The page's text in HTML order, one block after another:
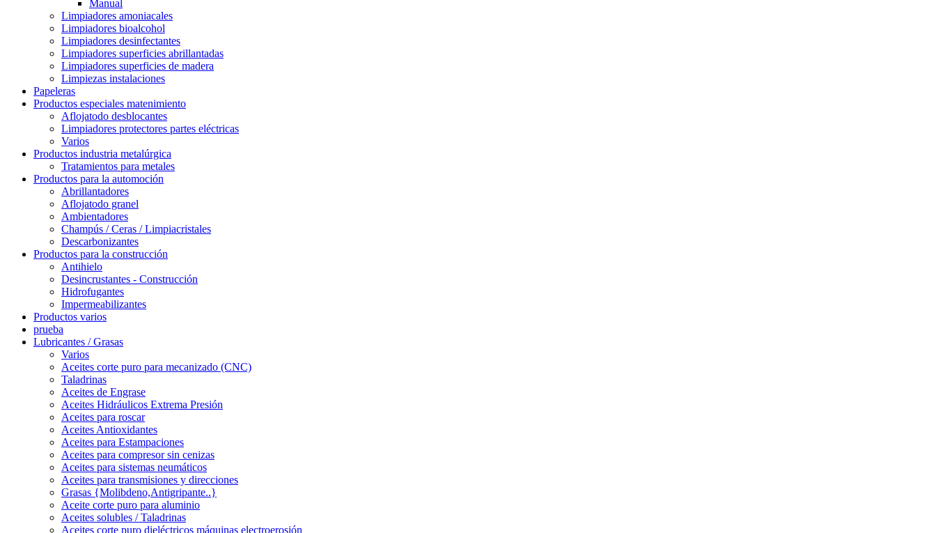
Manual
Limpiadores amoniacales
Limpiadores bioalcohol
Limpiadores desinfectantes
Limpiadores superficies abrillantadas
Limpiadores superficies de madera
Limpiezas instalaciones
Papeleras
Productos especiales matenimiento
Aflojatodo desblocantes
Limpiadores protectores partes eléctricas
Varios
Productos industria metalúrgica
Tratamientos para metales
Productos para la automoción
Abrillantadores
Aflojatodo granel
Ambientadores
Champús / Ceras / Limpiacristales
Descarbonizantes
Productos para la construcción
Antihielo
Desincrustantes - Construcción
Hidrofugantes
Impermeabilizantes
Productos varios
prueba
Lubricantes / Grasas
Varios
Aceites corte puro para mecanizado (CNC)
Taladrinas
Aceites de Engrase
Aceites Hidráulicos Extrema Presión
Aceites para roscar
Aceites Antioxidantes
Aceites para Estampaciones
Aceites para compresor sin cenizas
Aceites para sistemas neumáticos
Aceites para transmisiones y direcciones
Grasas {Molibdeno,Antigripante..}
Aceite corte puro para aluminio
Aceites solubles / Taladrinas
Aceites corte puro dieléctricos máquinas electroerosión